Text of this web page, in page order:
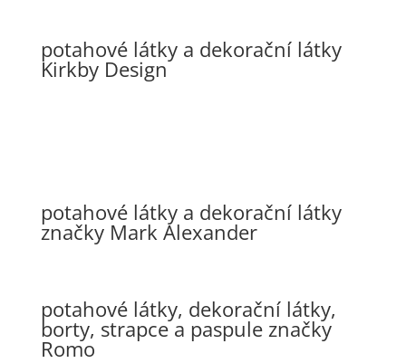
potahové látky a dekorační látky
Kirkby Design
potahové látky a dekorační látky
značky Mark Alexander
potahové látky, dekorační látky,
borty, strapce a paspule značky
Romo